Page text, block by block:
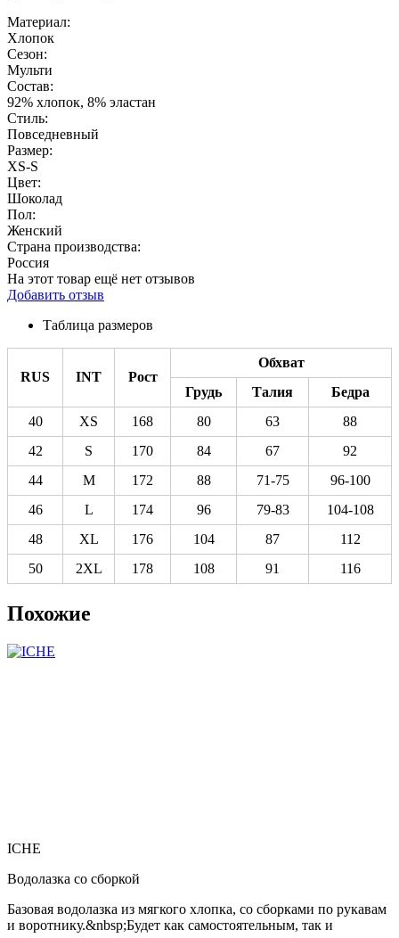
Материал:
Хлопок
Сезон:
Мульти
Состав:
92% хлопок, 8% эластан
Стиль:
Повседневный
Размер:
XS-S
Цвет:
Шоколад
Пол:
Женский
Страна производства:
Россия
На этот товар ещё нет отзывов
Добавить отзыв
Таблица размеров
RUS INT Рост
Обхват
Грудь
Талия
Бедра
40
XS 168 80 63
88
42
S 170 84 67
92
44
M 172 88 71-75
96-100
46
L 174 96 79-83
104-108
48
XL 176 104 87
112
50
2XL 178 108 91 116
Похожие
ICHE
Водолазка со сборкой
Базовая водолазка из мягкого хлопка, со сборками по рукавам
и воротнику.&nbsp;Будет как самостоятельным, так и